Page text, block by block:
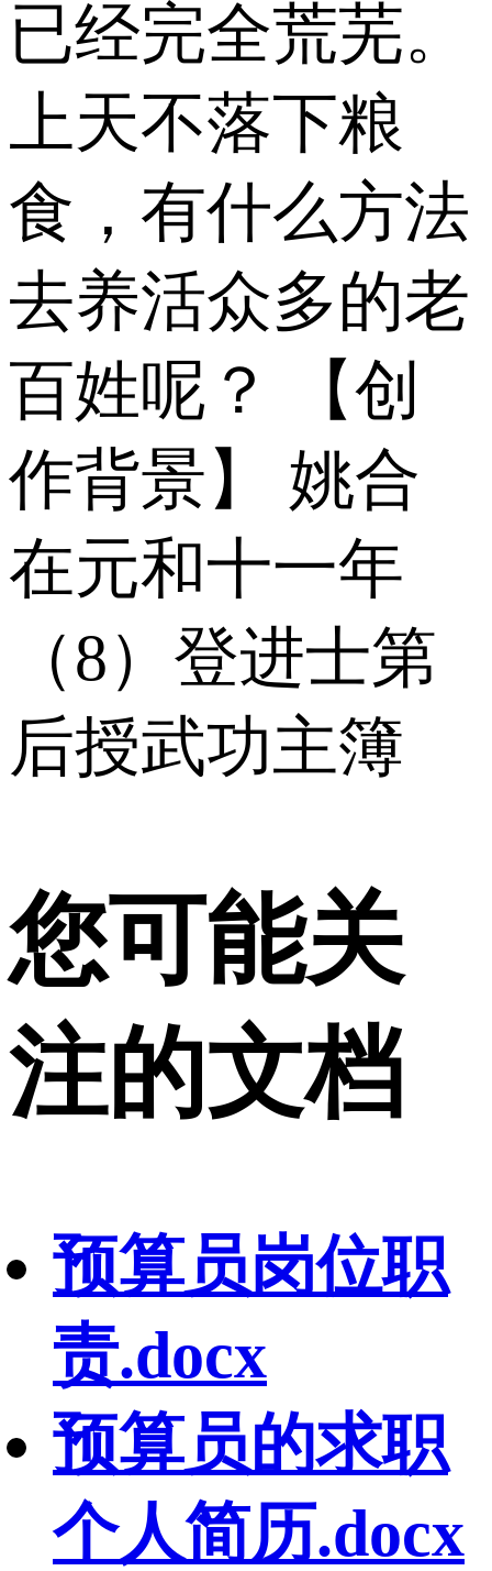
已经完全荒芜。
上天不落下粮
食，有什么方法
去养活众多的老
百姓呢？ 【创
作背景】 姚合
在元和十一年
（8）登进士第
后授武功主簿
您可能关
注的文档
预算员岗位职
责.docx
预算员的求职
个人简历.docx